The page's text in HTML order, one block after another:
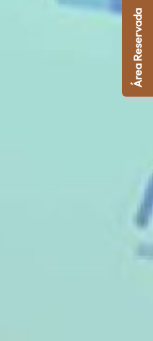
Área Reservada